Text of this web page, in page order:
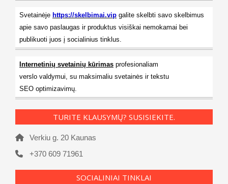
Svetainėje https://skelbimai.vip galite skelbti savo skelbimus
apie savo paslaugas ir produktus visiškai nemokamai bei
publikuoti juos į socialinius tinklus.
Internetinių svetainių kūrimas profesionaliam
verslo valdymui, su maksimaliu svetainės ir tekstu
SEO optimizavimų.
TURITE KLAUSYMŲ? SUSISIEKITE.
Verkiu g. 20 Kaunas
+370 609 71961
SOCIALINIAI TINKLAI